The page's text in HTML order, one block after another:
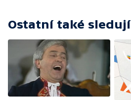
Ostatní také sledují